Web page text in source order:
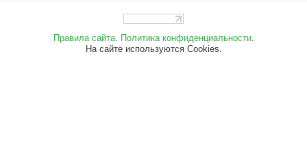
Правила сайта. Политика конфиденциальности.
На сайте используются Cookies.